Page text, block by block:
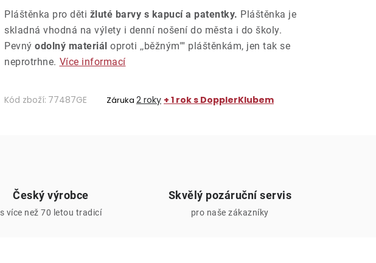
Pláštěnka pro děti žluté barvy s kapucí a patentky. Pláštěnka je
skladná vhodná na výlety i denní nošení do města i do školy.
Pevný odolný materiál oproti ‚‚běžným"" pláštěnkám, jen tak se
neprotrhne. Více informací
Kód zboží: 77487GE Záruka 2 roky + 1 rok s DopplerKlubem
Český výrobce
s více než 70 letou tradicí
Skvělý pozáruční servis
pro naše zákazníky